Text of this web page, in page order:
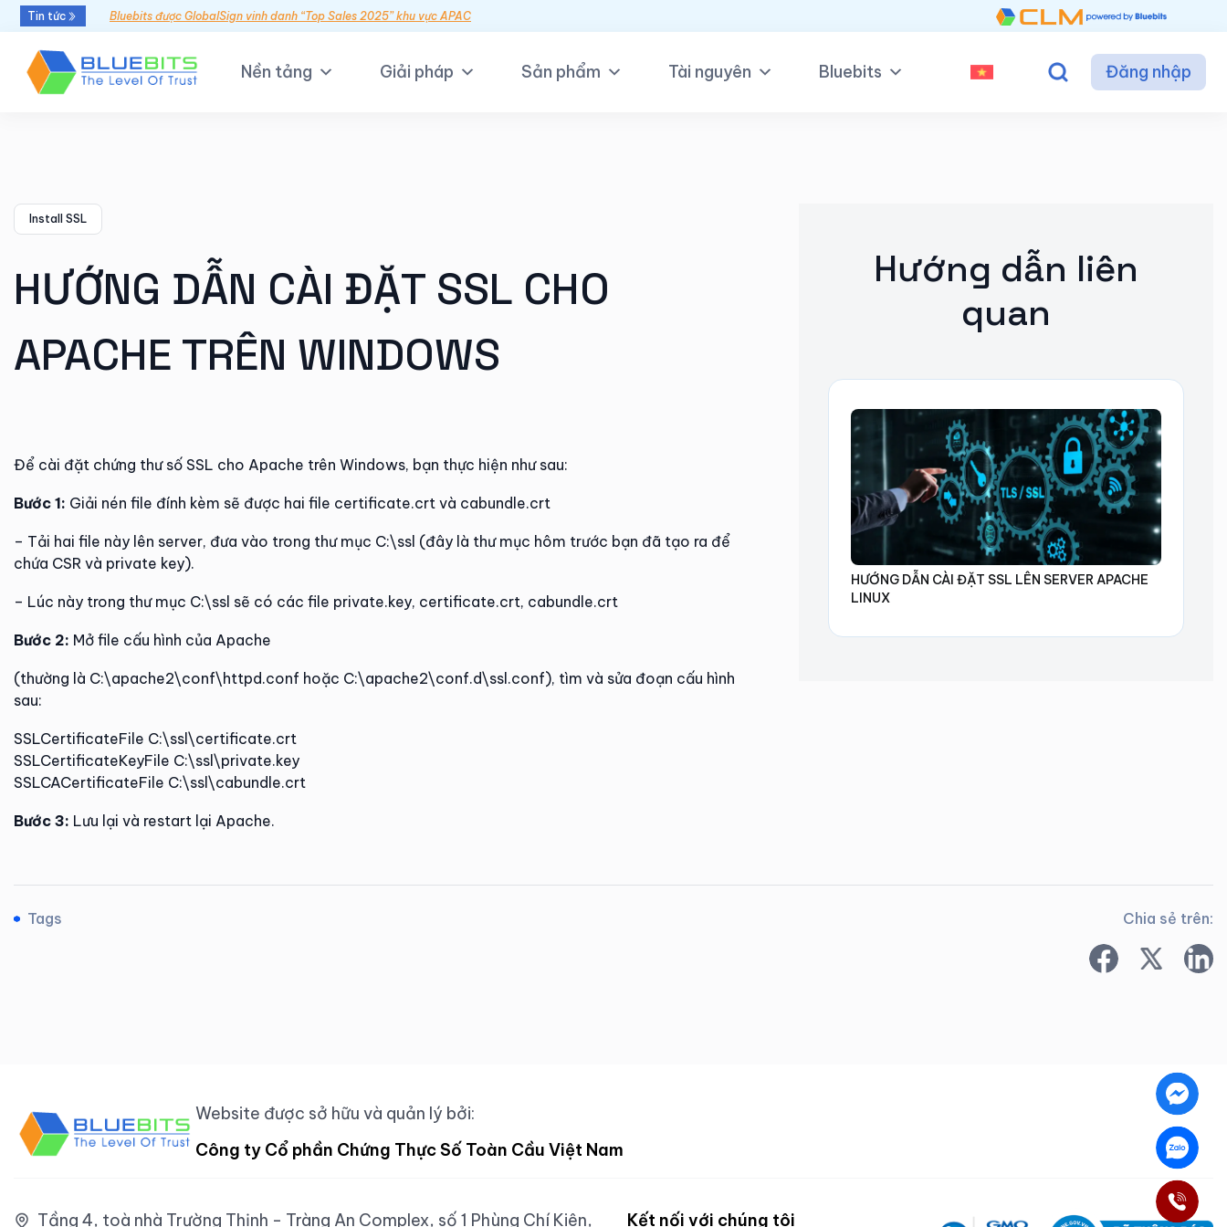
Tin tức Bluebits được GlobalSign vinh danh “Top Sales 2025” khu vực APAC
Nền tảng Giải pháp Sản phẩm Tài nguyên Bluebits Đăng nhập
Install SSL
HƯỚNG DẪN CÀI ĐẶT SSL CHO
APACHE TRÊN WINDOWS
Để cài đặt chứng thư số SSL cho Apache trên Windows, bạn thực hiện như sau:
Bước 1: Giải nén file đính kèm sẽ được hai file certificate.crt và cabundle.crt
– Tải hai file này lên server, đưa vào trong thư mục C:\ssl (đây là thư mục hôm trước bạn đã tạo ra để
chứa CSR và private key).
– Lúc này trong thư mục C:\ssl sẽ có các file private.key, certificate.crt, cabundle.crt
Bước 2: Mở file cấu hình của Apache
(thường là C:\apache2\conf\httpd.conf hoặc C:\apache2\conf.d\ssl.conf), tìm và sửa đoạn cấu hình
sau:
SSLCertificateFile C:\ssl\certificate.crt
SSLCertificateKeyFile C:\ssl\private.key
SSLCACertificateFile C:\ssl\cabundle.crt
Bước 3: Lưu lại và restart lại Apache.
Hướng dẫn liên
quan
HƯỚNG DẪN CÀI ĐẶT SSL LÊN SERVER APACHE
LINUX
Tags Chia sẻ trên:
Website được sở hữu và quản lý bởi:
Công ty Cổ phần Chứng Thực Số Toàn Cầu Việt Nam
Tầng 4, toà nhà Trường Thịnh - Tràng An Complex, số 1 Phùng Chí Kiên, Kết nối với chúng tôi